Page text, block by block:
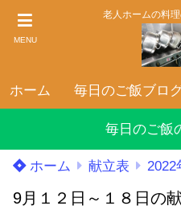
MENU
老人ホームの料
ホーム 毎日のご飯ブロ
毎日のご飯
ホーム 献立表 2022
9月１２日～１８日の